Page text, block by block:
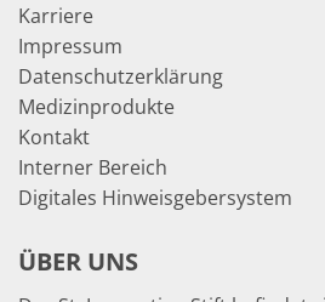
Karriere
Impressum
Datenschutzerklärung
Medizinprodukte
Kontakt
Interner Bereich
Digitales Hinweisgebersystem
ÜBER UNS